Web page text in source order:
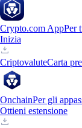
Crypto.com AppPer
Inizia
CriptovaluteCarta
OnchainPer gli
Ottieni estensione